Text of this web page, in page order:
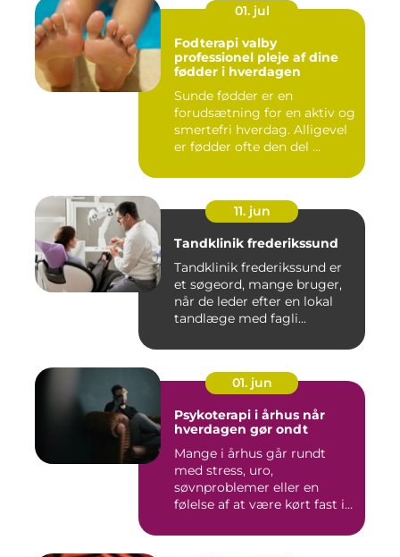
01. jul
Fodterapi valby
professionel pleje af dine
fødder i hverdagen
Sunde fødder er en
forudsætning for en aktiv og
smertefri hverdag. Alligevel
er fødder ofte den del ...
11. jun
Tandklinik frederikssund
Tandklinik frederikssund er
et søgeord, mange bruger,
når de leder efter en lokal
tandlæge med fagli...
01. jun
Psykoterapi i århus når
hverdagen gør ondt
Mange i århus går rundt
med stress, uro,
søvnproblemer eller en
følelse af at være kørt fast i